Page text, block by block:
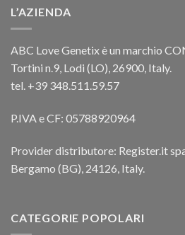
L’AZIENDA
ABC Love Genetix è un marchio
Tortini n.9, Lodi (LO), 26900, Italy.
tel. +39 348.511.59.57
P.IVA e CF: 05788920964
Provider distributore: Register.it
Bergamo (BG), 24126, Italy.
CATEGORIE POPOLARI